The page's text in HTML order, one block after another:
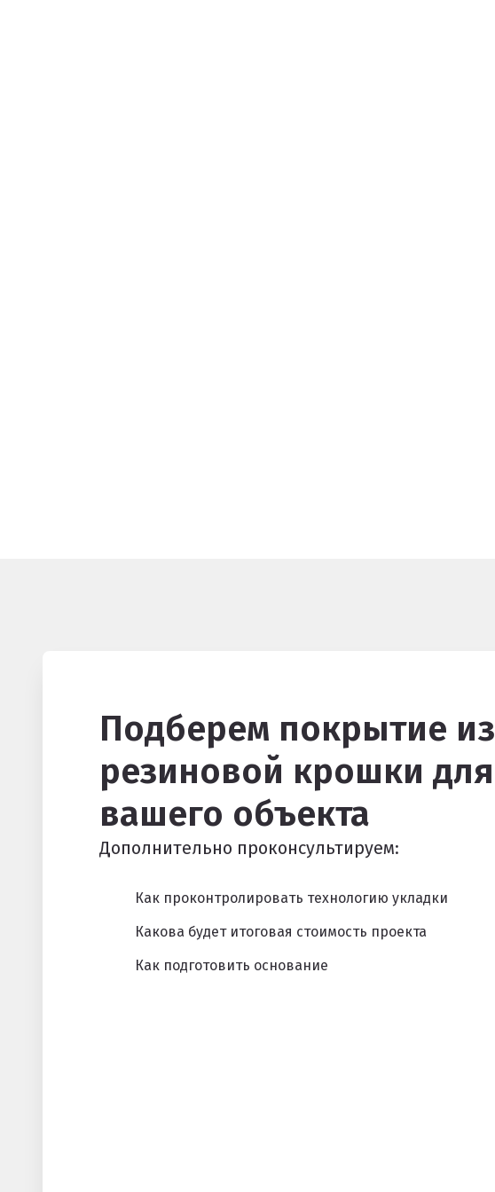
Подберем покрытие из
резиновой крошки для
вашего объекта
Дополнительно проконсультируем:
Как проконтролировать технологию укладки
Какова будет итоговая стоимость проекта
Как подготовить основание